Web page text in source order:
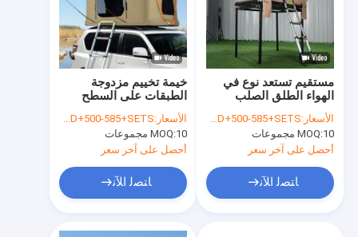
خيمة تخييم مزدوجة
الطبقات على السطح
شخص خيمة ذات قشرة
صلبة على السطح
الأسعار:USD+500-585+SETS
MOQ:10 مجموعات
أحصل على آخر سعر
ﺎﺘﺼﻟ ﺍﻶﻧ
مستقيم تستعد نوع في
الهواء الطلق الصلب
قذيفة سقف السيارة
خيمة PU المغلفة
الأسعار:USD+500-585+SETS
MOQ:10 مجموعات
أحصل على آخر سعر
ﺎﺘﺼﻟ ﺍﻶﻧ